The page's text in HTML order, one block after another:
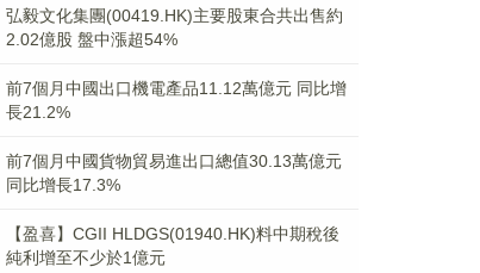
弘毅文化集團(00419.HK)主要股東合共出售約
2.02億股 盤中漲超54%
前7個月中國出口機電產品11.12萬億元 同比增
長21.2%
前7個月中國貨物貿易進出口總值30.13萬億元
同比增長17.3%
【盈喜】CGII HLDGS(01940.HK)料中期稅後
純利增至不少於1億元